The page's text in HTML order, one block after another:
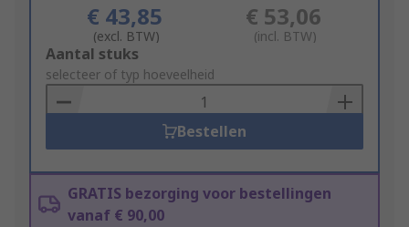
€ 43,85
(excl. BTW)
€ 53,06
(incl. BTW)
Add
to
Basket
Aantal stuks
selecteer of typ hoeveelheid
Bestellen
GRATIS bezorging voor bestellingen
vanaf € 90,00